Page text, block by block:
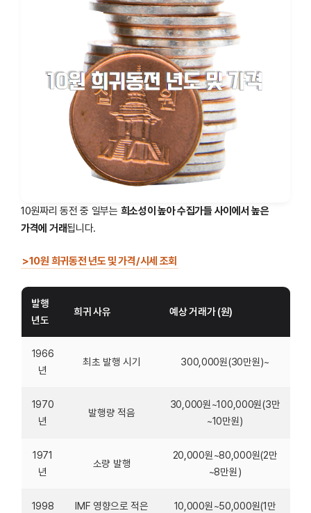
10원짜리 동전 중 일부는 희소성이 높아 수집가들 사이에서 높은
가격에 거래됩니다.
>10원 희귀동전 년도 및 가격/시세 조회
발행
년도
희귀 사유 예상 거래가 (원)
1966
년
최초 발행 시기 300,000원(30만원)~
1970
년
발행량 적음
30,000원~100,000원(3만
~10만원)
1971
년
소량 발행
20,000원~80,000원(2만
~8만원)
1998
IMF 영향으로 적은
10,000원~50,000원(1만